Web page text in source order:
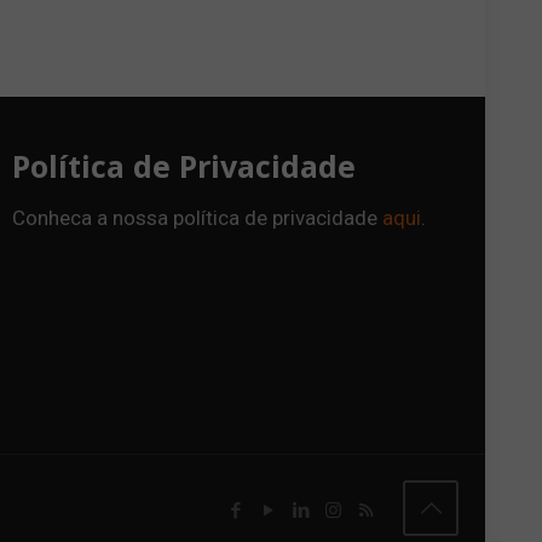
Política de Privacidade
Conheca a nossa política de privacidade aqui.